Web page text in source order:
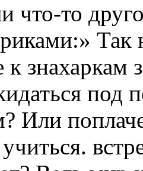
что-то
знахаркам
под
Или